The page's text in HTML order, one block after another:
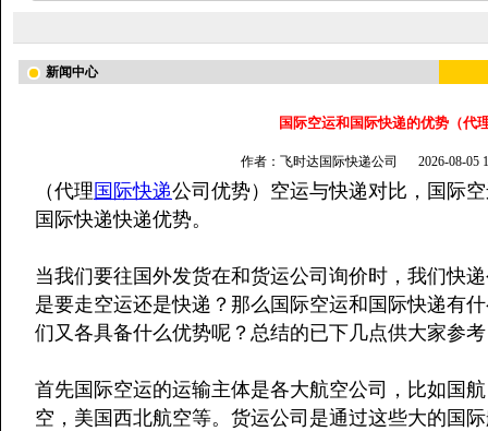
新闻中心
国际空运和国际快递的优势（代
作者：飞时达国际快递公司 2026-08-05
（代理 国际快递公司优势）空运与快递对比，国际
国际快递快递优势。
当我们要往国外发货在和货运公司询价时，我们快
是要走空运还是快递？那么国际空运和国际快递有
们又各具备什么优势呢？总结的已下几点供大家参
首先国际空运的运输主体是各大航空公司，比如国
空，美国西北航空等。货运公司是通过这些大的国